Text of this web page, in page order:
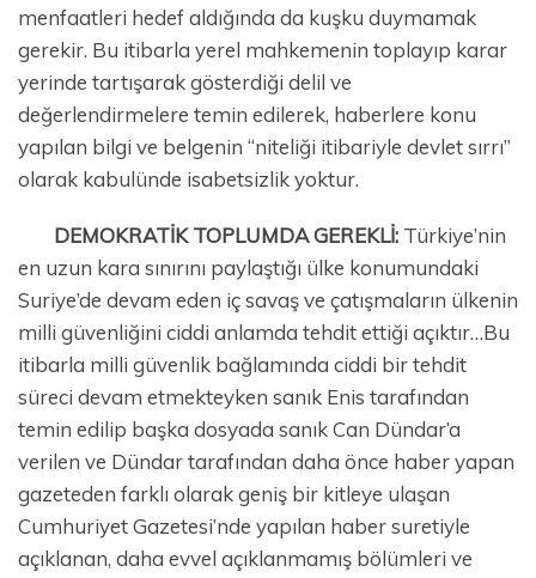
menfaatleri hedef aldığında da kuşku duymamak
gerekir. Bu itibarla yerel mahkemenin toplayıp karar
yerinde tartışarak gösterdiği delil ve
değerlendirmelere temin edilerek, haberlere konu
yapılan bilgi ve belgenin “niteliği itibariyle devlet sırrı”
olarak kabulünde isabetsizlik yoktur.
DEMOKRATİK TOPLUMDA GEREKLİ: Türkiye’nin
en uzun kara sınırını paylaştığı ülke konumundaki
Suriye’de devam eden iç savaş ve çatışmaların ülkenin
milli güvenliğini ciddi anlamda tehdit ettiği açıktır…Bu
itibarla milli güvenlik bağlamında ciddi bir tehdit
süreci devam etmekteyken sanık Enis tarafından
temin edilip başka dosyada sanık Can Dündar’a
verilen ve Dündar tarafından daha önce haber yapan
gazeteden farklı olarak geniş bir kitleye ulaşan
Cumhuriyet Gazetesi’nde yapılan haber suretiyle
açıklanan, daha evvel açıklanmamış bölümleri ve